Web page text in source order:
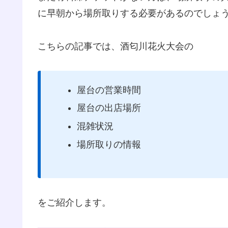
に早朝から場所取りする必要があるのでしょ
こちらの記事では、酒匂川花火大会の
屋台の営業時間
屋台の出店場所
混雑状況
場所取りの情報
をご紹介します。